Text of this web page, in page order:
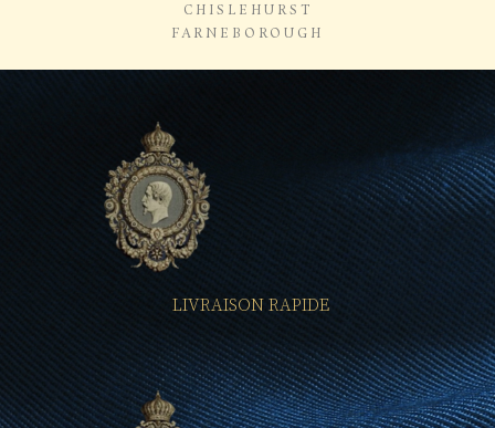
CHISLEHURST
FARNEBOROUGH
LIVRAISON RAPIDE